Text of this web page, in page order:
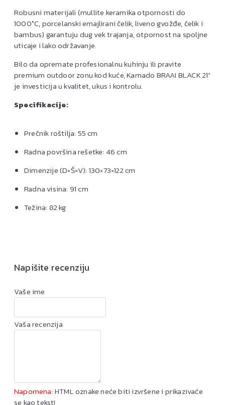
Robusni materijali (mullite keramika otpornosti do
1000°C, porcelanski emajlirani čelik, liveno gvožđe, čelik i
bambus) garantuju dug vek trajanja, otpornost na spoljne
uticaje i lako održavanje.
Bilo da opremate profesionalnu kuhinju ili pravite
premium outdoor zonu kod kuće, Kamado BRAAI BLACK 21″
je investicija u kvalitet, ukus i kontrolu.
Specifikacije:
Prečnik roštilja: 55 cm
Radna površina rešetke: 46 cm
Dimenzije (D×Š×V): 130×73×122 cm
Radna visina: 91 cm
Težina: 82 kg
Napišite recenziju
Vaše ime
Vaša recenzija
Napomena:HTML oznake neće biti izvršene i prikazivaće
se kao tekst!